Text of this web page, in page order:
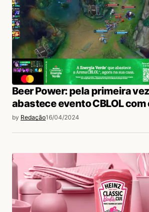
Beer Power: pela primeira
abastece evento CBLOL
by Redação16/04/2024